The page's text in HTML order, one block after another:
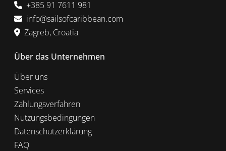
+385 91 7611 981
info@sailsofcaribbean.com
Zagreb, Croatia
Über das Unternehmen
Über uns
Services
Zahlungsverfahren
Nutzungsbedingungen
Datenschutzerklärung
FAQ